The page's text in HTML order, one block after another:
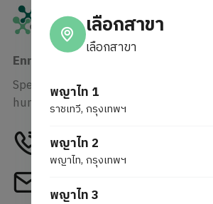
Enrich Your Life with Our Passion
Specialist in human care enrichment
human-centric innovation.
Tel
1772
webcenter@phyathai.com
เลือกสาขา
เลือกสาขา
พญาไท 1
ราชเทวี, กรุงเทพฯ
พญาไท 2
พญาไท, กรุงเทพฯ
พญาไท 3